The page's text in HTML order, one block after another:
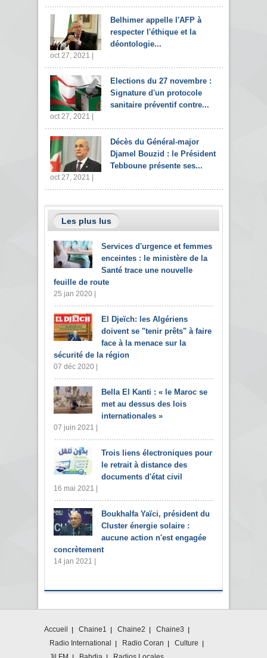
Belhimer appelle l'AFP à
respecter l'éthique et la
déontologie...
oct 27, 2021 |
Elections du 27 novembre :
Signature d'un protocole
sanitaire préventif contre...
oct 27, 2021 |
Décès du Général-major
Djamel Bouzid : le Président
Tebboune présente ses...
oct 27, 2021 |
Les plus lus
Services d'urgence et femmes
enceintes : le ministère de la
Santé trace une nouvelle
feuille de route
25 jan 2020 |
El Djeïch: les Algériens
doivent se "tenir prêts" à faire
face à la menace sur la
sécurité de la région
07 déc 2020 |
Bella El Kanti : « le Maroc se
met au dessus des lois
internationales »
07 juin 2021 |
Trois liens électroniques pour
le retrait à distance des
documents d'état civil
16 mai 2021 |
Boukhalfa Yaïci, président du
Cluster énergie solaire :
aucune action n'est engagée
concrètement
14 jan 2021 |
Accueil Chaine1 Chaine2
Chaine3
Radio International
Radio Coran
Culture